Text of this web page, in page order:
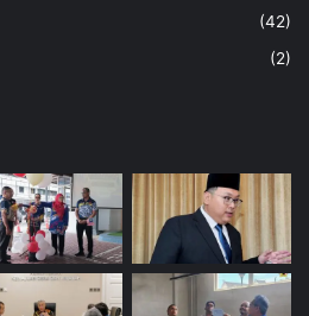
(42)
(2)